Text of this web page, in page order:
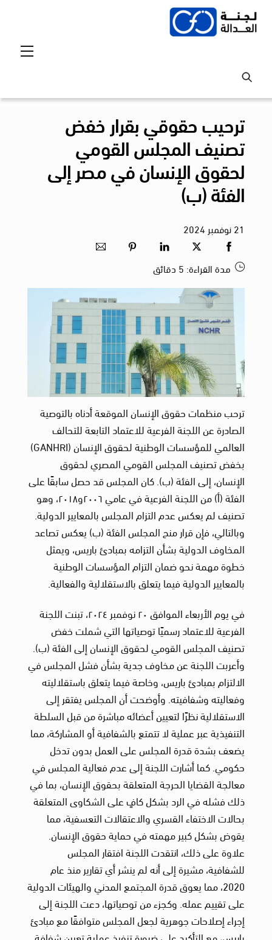
Skip
ترحيب حقوقي بقرار خفض
تصنيف المجلس القومي
لحقوق الإنسان في مصر إلى
الفئة (ب)
21نوفمبر 2024
مدة القراءة: 5 دقائق
ترحب منظمات حقوق الإنسان الموقعة أدناه بالتوصية
الصادرة عن اللجنة الفرعية للاعتماد التابعة للتحالف
العالمي للمؤسسات الوطنية لحقوق الإنسان (GANHRI)
بخفض تصنيف المجلس القومي المصري لحقوق
الإنسان، إلى الفئة (ب). كان المجلس قد حصل سابقًا على
الفئة (أ) من اللجنة الفرعية في عامي ٢٠٠٦و٢٠١٨، وهو
تصنيف لم يعكس عدم التزام المجلس بالمعايير الدولية.
وبالتالي، فإن قرار منح المجلس الفئة (ب) يعكس تصاعد
المخاوف الدولية بشأن التزامه بمبادئ باريس، ويمثل
خطوة مهمة نحو ضمان التزام المؤسسات الوطنية
بالمعايير الدولية فيما يتعلق بالاستقلالية والفعالية.
في يوم الأربعاء الموافق ٢٠ نوفمبر ٢٠٢٤، تبنت اللجنة
الفرعية للاعتماد رسميًا توصياتها التي شملت خفض
تصنيف المجلس القومي لحقوق الإنسان إلى الفئة (ب).
وأعربت اللجنة عن مخاوف جدية بشأن فشل المجلس في
الالتزام بمبادئ باريس، وخاصة فيما يتعلق باستقلاليته
وفعاليته وشفافيته. وأوضحت أن المجلس يفتقر إلى
الاستقلالية نظرًا لتعيين أعضائه مباشرة من قبل السلطة
التنفيذية عبر عملية لا تتمتع بالشفافية أو المشاركة، مما
يضعف بشدة قدرة المجلس على العمل بدون تدخل
حكومي. كما أشارت اللجنة إلى عدم فعالية المجلس في
معالجة القضايا الحرجة المتعلقة بحقوق الإنسان، بما في
ذلك فشله في الرد بشكل كافٍ على الشكاوى المتعلقة
بحالات الاختفاء القسري والاعتقالات التعسفية، مما
يقوض بشكل كبير مهمته في حماية حقوق الإنسان.
علاوة على ذلك، انتقدت اللجنة افتقار المجلس
للشفافية، مشيرة إلى أنه لم ينشر أي تقارير منذ عام
2020، مما يعوق قدرة المجتمع المدني والهيئات الدولية
على تقييم عمله. وكجزء من توصياتها، دعت اللجنة إلى
إجراء إصلاحات جوهرية لجعل المجلس متوافقًا مع مبادئ